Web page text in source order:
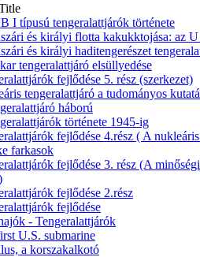
I típusú tengeralattjárók története
és királyi flotta kakukktojása: az
és királyi haditengerészet
tengeralattjáró elsüllyedése
fejlődése 5. rész (szerkezet)
tengeralattjáró a tudományos
háború
története 1945-ig
fejlődése 4.rész ( A
farkasok
fejlődése 3. rész (A
fejlődése 2.rész
fejlődése
- Tengeralattjárók
U.S. submarine
a korszakalkotó